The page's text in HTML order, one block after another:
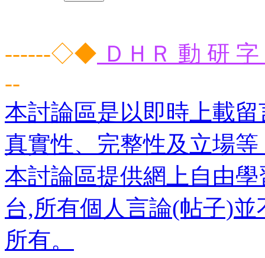
------◇◆ ＤＨＲ 動 研
--
本討論區是以即時上載
真實性、完整性及立場
本討論區提供網上自由
台,所有個人言論(帖子)
所有。